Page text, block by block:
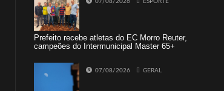
07/08/2026 ESPORTE
Prefeito recebe atletas do EC Morro Reuter,
campeões do Intermunicipal Master 65+
07/08/2026 GERAL